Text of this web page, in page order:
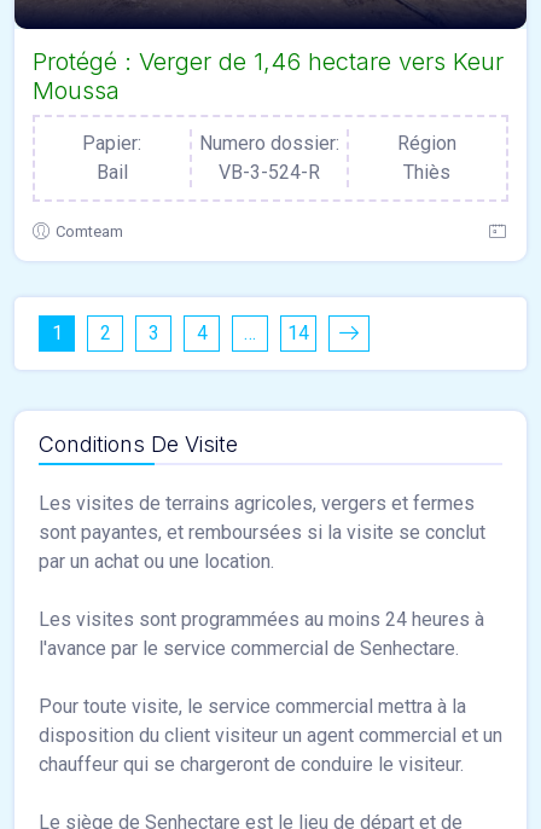
Protégé : Verger de 1,46 hectare vers Keur
Moussa
Papier:
Bail
Numero dossier:
VB-3-524-R
Région
Thiès
Comteam
1 2 3 4 … 14
Conditions De Visite
Les visites de terrains agricoles, vergers et fermes
sont payantes, et remboursées si la visite se conclut
par un achat ou une location.
Les visites sont programmées au moins 24 heures à
l'avance par le service commercial de Senhectare.
Pour toute visite, le service commercial mettra à la
disposition du client visiteur un agent commercial et un
chauffeur qui se chargeront de conduire le visiteur.
Le siège de Senhectare est le lieu de départ et de